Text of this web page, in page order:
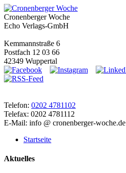
Cronenberger Woche
Echo Verlags-GmbH
Kemmannstraße 6
Postfach 12 03 66
42349 Wuppertal
Telefon: 0202 4781102
Telefax: 0202 4781112
E-Mail: info @ cronenberger-woche.de
Startseite
Aktuelles